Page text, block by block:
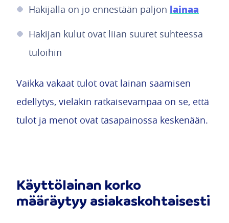
Hakijalla on jo ennestään paljon lainaa
Hakijan kulut ovat liian suuret suhteessa
tuloihin
Vaikka vakaat tulot ovat lainan saamisen
edellytys, vieläkin ratkaisevampaa on se, että
tulot ja menot ovat tasapainossa keskenään.
Käyttölainan korko
määräytyy asiakaskohtaisesti